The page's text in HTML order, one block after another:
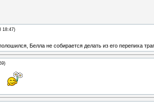
18:47)
Белла не собирается делать из его перепиха